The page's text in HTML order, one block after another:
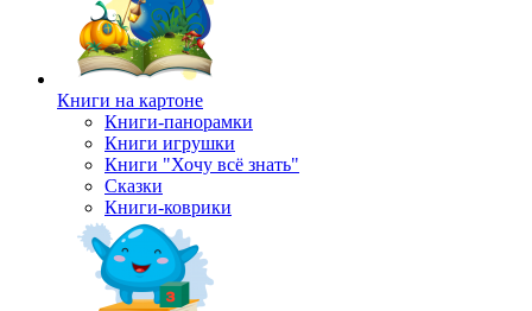
Книги на картоне
Книги-панорамки
Книги игрушки
Книги "Хочу всё знать"
Сказки
Книги-коврики